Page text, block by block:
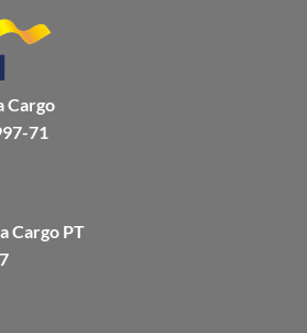
Cargo
71
Cargo PT